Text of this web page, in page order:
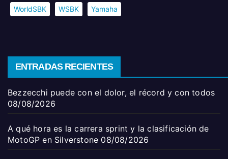
WorldSBK WSBK Yamaha
ENTRADAS RECIENTES
Bezzecchi puede con el dolor, el récord y con todos
08/08/2026
A qué hora es la carrera sprint y la clasificación de
MotoGP en Silverstone 08/08/2026